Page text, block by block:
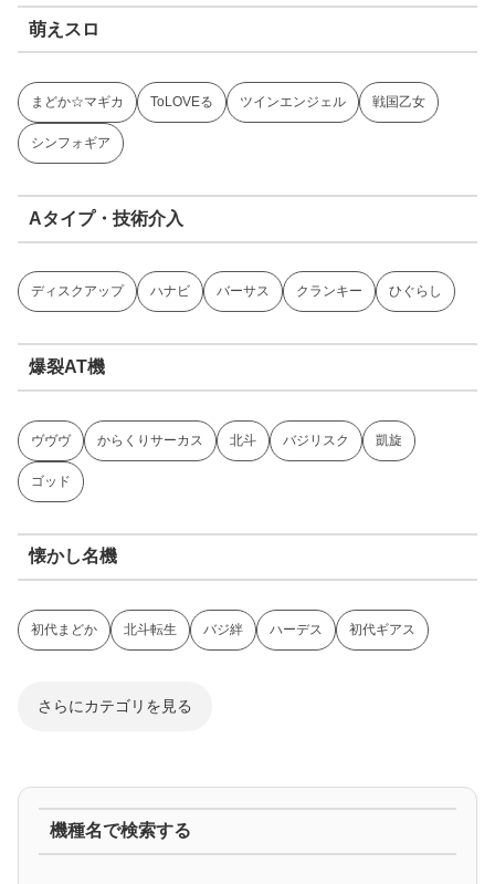
萌えスロ
まどか☆マギカ ToLOVEる ツインエンジェル 戦国乙女
シンフォギア
Aタイプ・技術介入
ディスクアップ ハナビ バーサス クランキー ひぐらし
爆裂AT機
ヴヴヴ からくりサーカス 北斗 バジリスク 凱旋
ゴッド
懐かし名機
初代まどか 北斗転生 バジ絆 ハーデス 初代ギアス
さらにカテゴリを見る
機種名で検索する